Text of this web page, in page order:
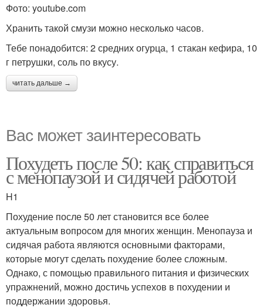
Фото: youtube.com
Хранить такой смузи можно несколько часов.
Тебе понадобится: 2 средних огурца, 1 стакан кефира, 10
г петрушки, соль по вкусу.
читать дальше →
Вас может заинтересовать
Похудеть после 50: как справиться
с менопаузой и сидячей работой
H1
Похудение после 50 лет становится все более
актуальным вопросом для многих женщин. Менопауза и
сидячая работа являются основными факторами,
которые могут сделать похудение более сложным.
Однако, с помощью правильного питания и физических
упражнений, можно достичь успехов в похудении и
поддержании здоровья.